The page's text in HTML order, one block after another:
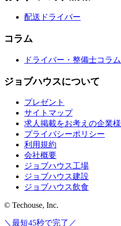
配送ドライバー
コラム
ドライバー・整備士コラム
ジョブハウスについて
プレゼント
サイトマップ
求人掲載をお考えの企業様
プライバシーポリシー
利用規約
会社概要
ジョブハウス工場
ジョブハウス建設
ジョブハウス飲食
© Techouse, Inc.
＼最短45秒で完了／